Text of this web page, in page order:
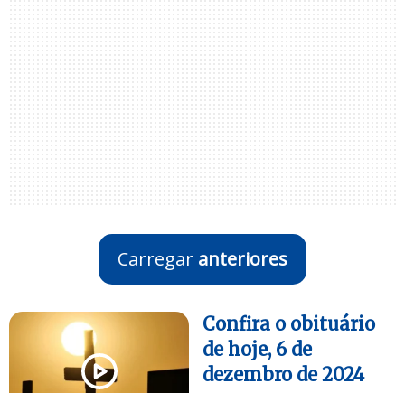
Carregar anteriores
Confira o obituário
de hoje, 6 de
dezembro de 2024